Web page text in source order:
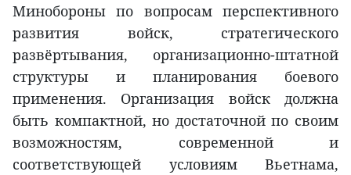
Минобороны по вопросам перспективного
развития войск, стратегического
развёртывания, организационно-штатной
структуры и планирования боевого
применения. Организация войск должна
быть компактной, но достаточной по своим
возможностям, современной и
соответствующей условиям Вьетнама,